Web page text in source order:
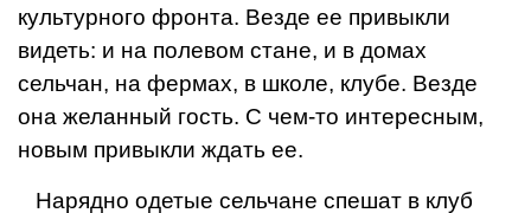
культурного фронта. Везде ее привыкли
видеть: и на полевом стане, и в домах
сельчан, на фермах, в школе, клубе. Везде
она желанный гость. С чем-то интересным,
новым привыкли ждать ее.
Нарядно одетые сельчане спе­шат в клуб